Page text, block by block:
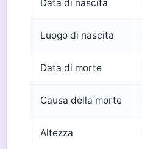
Data di nascita
Luogo di nascita
Data di morte
Causa della morte
Altezza